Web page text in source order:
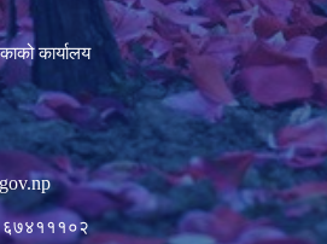
कार्यालय
६७४१११०२